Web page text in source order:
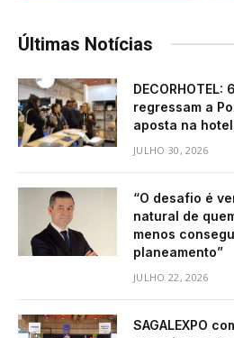
Últimas Notícias
regressam a
aposta na
JULHO 30, 2026
“O desafio é
natural de
menos
planeamento”
JULHO 22, 2026
SAGALEXPO